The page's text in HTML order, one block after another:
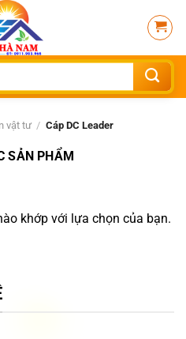
vật tư / Cáp DC Leader
SẢN PHẨM
khớp với lựa chọn của bạn.